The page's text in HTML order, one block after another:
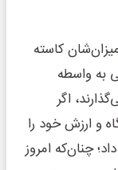
کاسته
به واسطه
اگر
و ارزش خود را
چنان‌که امروز